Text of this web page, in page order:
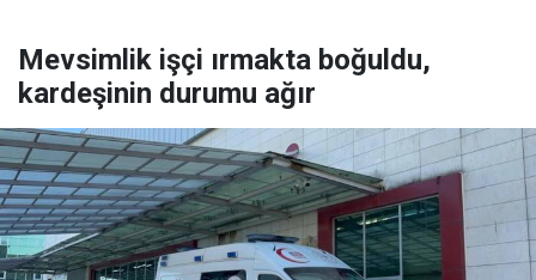
Mevsimlik işçi ırmakta boğuldu,
kardeşinin durumu ağır